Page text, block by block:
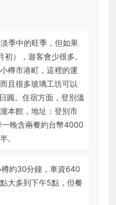
季中的旺季，但如果
），遊客會少很多。
樽市港町，這裡的運
且很多玻璃工坊可以
圓。住宿方面，登別溫
本館，地址：登別市
晚含兩餐約台幣4000
。
約30分鐘，車資640
大多到下午5點，但餐